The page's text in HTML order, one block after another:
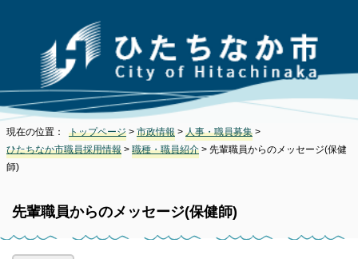
現在の位置： トップページ > 市政情報 > 人事・職員募集 >
ひたちなか市職員採用情報 > 職種・職員紹介 > 先輩職員からのメッセージ(保健
師)
先輩職員からのメッセージ(保健師)